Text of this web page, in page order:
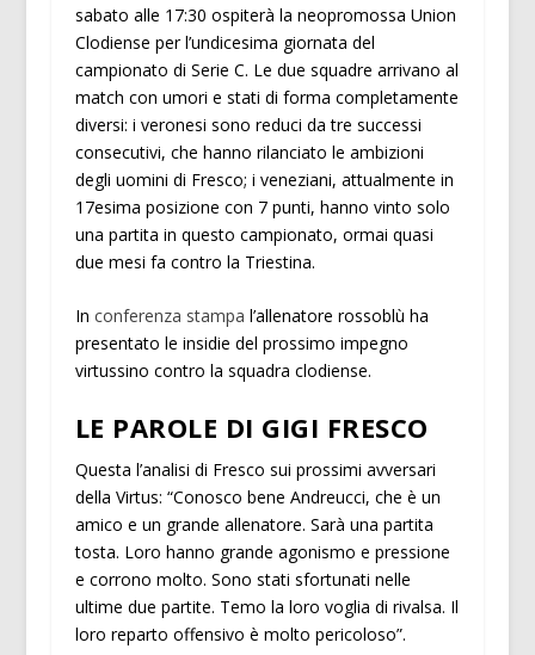
sabato alle 17:30 ospiterà la neopromossa Union
Clodiense per l’undicesima giornata del
campionato di Serie C. Le due squadre arrivano al
match con umori e stati di forma completamente
diversi: i veronesi sono reduci da tre successi
consecutivi, che hanno rilanciato le ambizioni
degli uomini di Fresco; i veneziani, attualmente in
17esima posizione con 7 punti, hanno vinto solo
una partita in questo campionato, ormai quasi
due mesi fa contro la Triestina.
In conferenza stampa l’allenatore rossoblù ha
presentato le insidie del prossimo impegno
virtussino contro la squadra clodiense.
LE PAROLE DI GIGI FRESCO
Questa l’analisi di Fresco sui prossimi avversari
della Virtus: “Conosco bene Andreucci, che è un
amico e un grande allenatore. Sarà una partita
tosta. Loro hanno grande agonismo e pressione
e corrono molto. Sono stati sfortunati nelle
ultime due partite. Temo la loro voglia di rivalsa. Il
loro reparto offensivo è molto pericoloso”.